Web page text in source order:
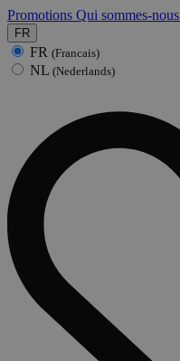
Promotions Qui sommes-nous
FR
FR (Francais)
NL (Nederlands)